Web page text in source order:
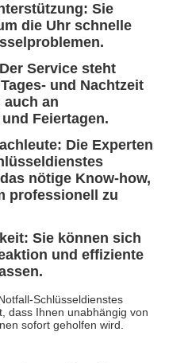
Sie
die Uhr schnelle
Der Service steht
und Nachtzeit
auch an
Feiertagen.
Die Experten
nötige Know-how,
professionell zu
Sie können sich
und effiziente
Schlüsseldienstes
dass Ihnen unabhängig von
sofort geholfen wird.